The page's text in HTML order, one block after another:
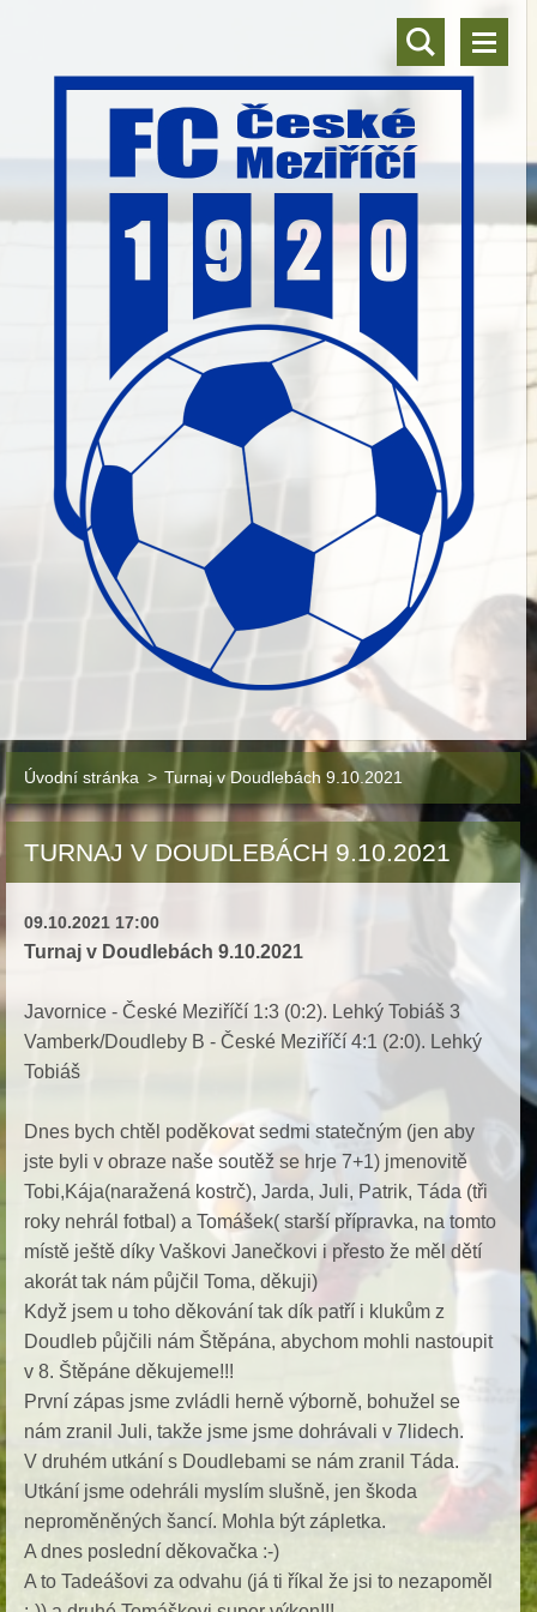
Úvodní stránka > Turnaj v Doudlebách 9.10.2021
TURNAJ V DOUDLEBÁCH 9.10.2021
09.10.2021 17:00
Turnaj v Doudlebách 9.10.2021
Javornice - České Meziříčí 1:3 (0:2). Lehký Tobiáš 3
Vamberk/Doudleby B - České Meziříčí 4:1 (2:0). Lehký
Tobiáš
Dnes bych chtěl poděkovat sedmi statečným (jen aby
jste byli v obraze naše soutěž se hrje 7+1) jmenovitě
Tobi,Kája(naražená kostrč), Jarda, Juli, Patrik, Táda (tři
roky nehrál fotbal) a Tomášek( starší přípravka, na tomto
místě ještě díky Vaškovi Janečkovi i přesto že měl dětí
akorát tak nám půjčil Toma, děkuji)
Když jsem u toho děkování tak dík patří i klukům z
Doudleb půjčili nám Štěpána, abychom mohli nastoupit
v 8. Štěpáne děkujeme!!!
První zápas jsme zvládli herně výborně, bohužel se
nám zranil Juli, takže jsme jsme dohrávali v 7lidech.
V druhém utkání s Doudlebami se nám zranil Táda.
Utkání jsme odehráli myslím slušně, jen škoda
neproměněných šancí. Mohla být zápletka.
A dnes poslední děkovačka :-)
A to Tadeášovi za odvahu (já ti říkal že jsi to nezapoměl